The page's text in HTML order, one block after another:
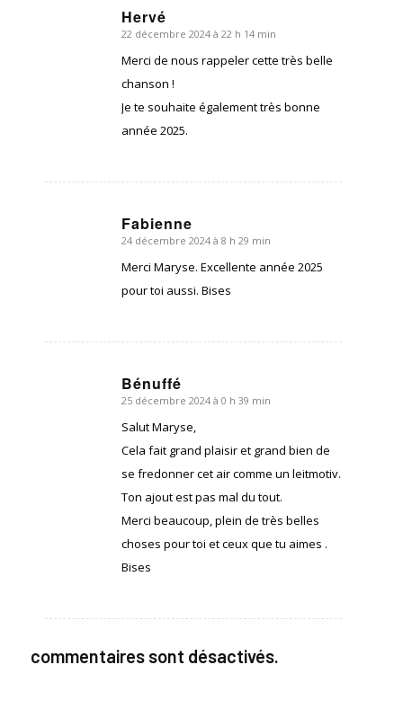
Hervé
dit
22 décembre 2024 à 22 h 14 min
Merci de nous rappeler cette très belle
chanson !
Je te souhaite également très bonne
année 2025.
Fabienne
dit
24 décembre 2024 à 8 h 29 min
Merci Maryse. Excellente année 2025
pour toi aussi. Bises
Bénuffé
dit
25 décembre 2024 à 0 h 39 min
Salut Maryse,
Cela fait grand plaisir et grand bien de
se fredonner cet air comme un leitmotiv.
Ton ajout est pas mal du tout.
Merci beaucoup, plein de très belles
choses pour toi et ceux que tu aimes .
Bises
commentaires sont désactivés.